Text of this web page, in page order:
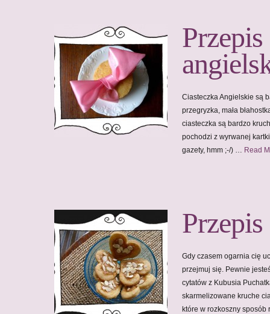
Ciasteczka Angielskie są
przegryzka, mała
ciasteczka są bardzo
pochodzi z wyrwanej
gazety, hmm ;-/) … Read
Gdy czasem ogarnia cię
przejmuj się. Pewnie
cytatów z Kubusia
skarmelizowane kruche
które w rozkoszny